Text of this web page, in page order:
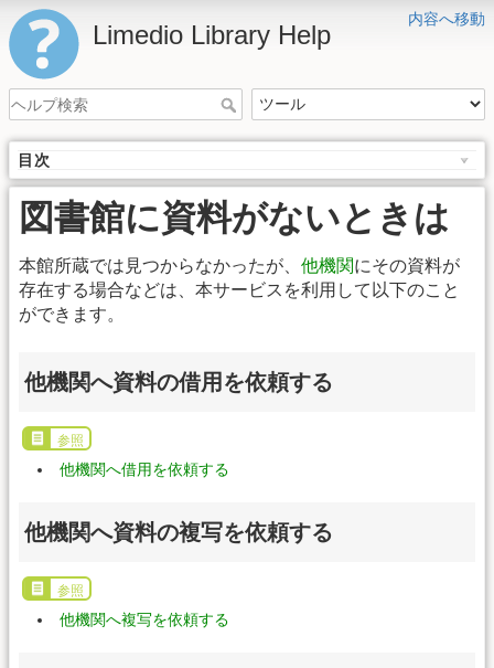
内容へ移動
Limedio Library Help
目次
図書館に資料がないときは
本館所蔵では見つからなかったが、 他機関にその資料が
存在する場合などは、本サービスを利用して以下のこと
ができます。
他機関へ資料の借用を依頼する
参照
他機関へ借用を依頼する
他機関へ資料の複写を依頼する
参照
他機関へ複写を依頼する